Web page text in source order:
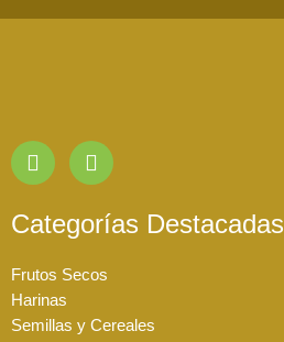
I
n
s
t
a
r
a
m
F
a
c
e
b
o
Categorías Destacadas
Frutos Secos
Harinas
Semillas y Cereales